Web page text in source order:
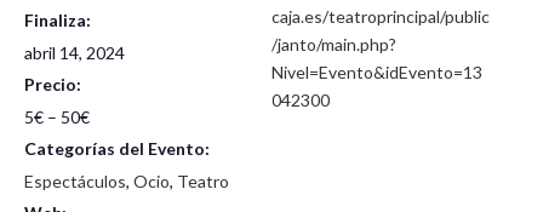
Finaliza:
abril 14, 2024
Precio:
5€ – 50€
Categorías del Evento:
Espectáculos, Ocio, Teatro
caja.es/teatroprincipal/public
/janto/main.php?
Nivel=Evento&idEvento=13
042300